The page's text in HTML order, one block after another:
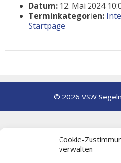
Cookie-
verwalten
Datum: 12. Mai 2024
Terminkategorien:
Startpage
© 2026 VSW